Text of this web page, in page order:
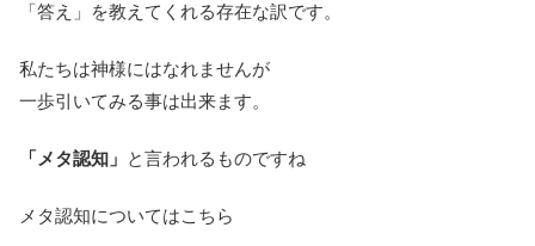
「答え」を教えてくれる存在な訳です。
私たちは神様にはなれませんが
一歩引いてみる事は出来ます。
「メタ認知」 と言われるものですね
メタ認知についてはこちら